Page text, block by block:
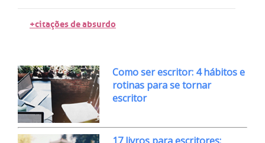
+citações de absurdo
Como ser escritor: 4 hábitos e
rotinas para se tornar
escritor